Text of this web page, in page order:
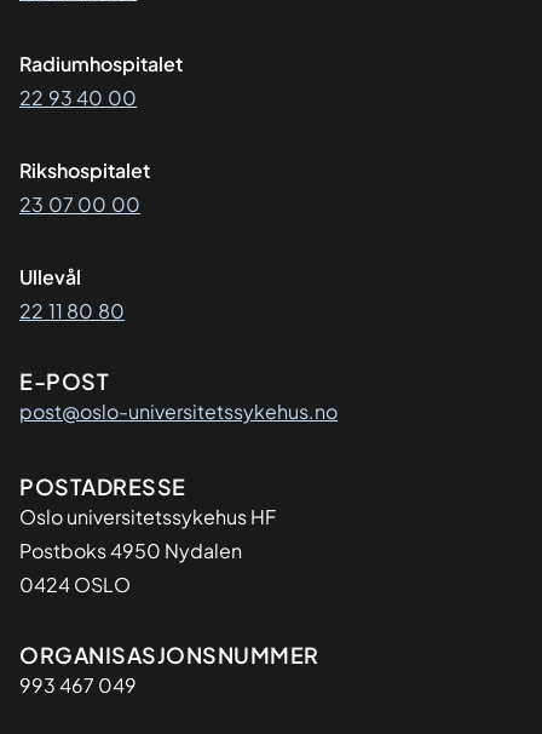
Radiumhospitalet
22 93 40 00
Rikshospitalet
23 07 00 00
Ullevål
22 11 80 80
E-POST
post@oslo-universitetssykehus.no
Adresse
POSTADRESSE
Oslo universitetssykehus HF
Postboks 4950 Nydalen
0424 OSLO
Organisasjon
ORGANISASJONSNUMMER
993 467 049